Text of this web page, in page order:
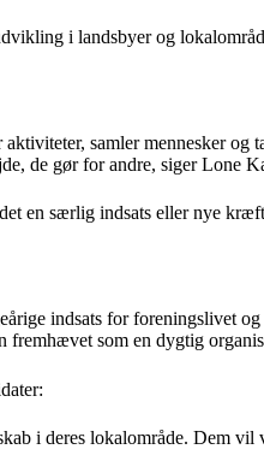
i landsbyer og
samler mennesker og
de gør for andre, siger Lone
en særlig indsats eller nye
indsats for foreningslivet
som en dygtig
i deres lokalområde. Dem